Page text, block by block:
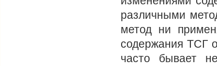
различными
метод ни
содержания ТСГ
часто бывает